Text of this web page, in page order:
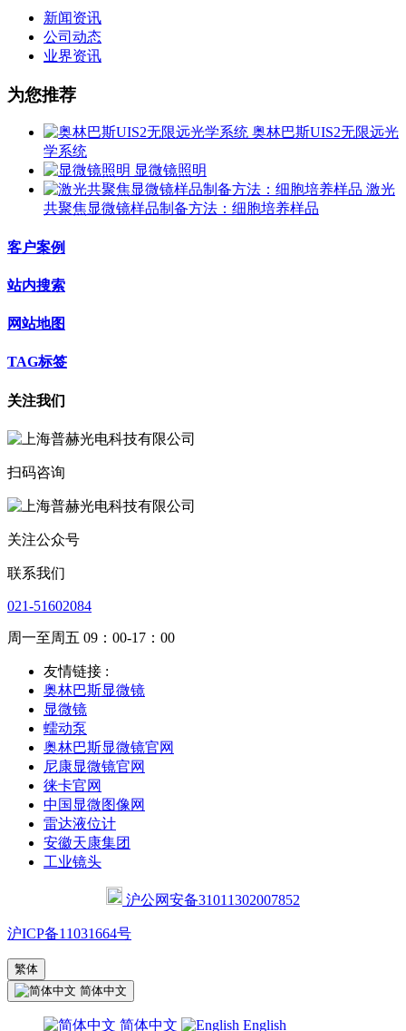
新闻资讯
公司动态
业界资讯
为您推荐
奥林巴斯UIS2无限远光
学系统
显微镜照明
激光
共聚焦显微镜样品制备方法：细胞培养样品
客户案例
站内搜索
网站地图
TAG标签
关注我们
扫码咨询
关注公众号
联系我们
021-51602084
周一至周五 09：00-17：00
友情链接 :
奥林巴斯显微镜
显微镜
蠕动泵
奥林巴斯显微镜官网
尼康显微镜官网
徕卡官网
中国显微图像网
雷达液位计
安徽天康集团
工业镜头
沪公网安备31011302007852
沪ICP备11031664号
繁体
简体中文
简体中文 English